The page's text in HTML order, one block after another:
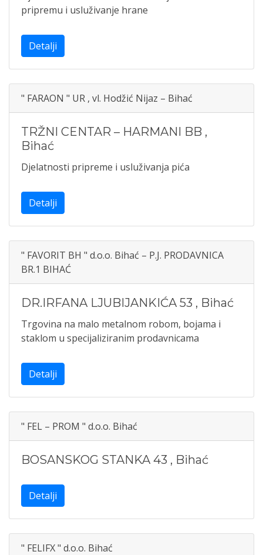
pripremu i usluživanje hrane
Detalji
" FARAON " UR , vl. Hodžić Nijaz – Bihać
TRŽNI CENTAR – HARMANI BB ,
Bihać
Djelatnosti pripreme i usluživanja pića
Detalji
" FAVORIT BH " d.o.o. Bihać – P.J. PRODAVNICA
BR.1 BIHAĆ
DR.IRFANA LJUBIJANKIĆA 53 , Bihać
Trgovina na malo metalnom robom, bojama i
staklom u specijaliziranim prodavnicama
Detalji
" FEL – PROM " d.o.o. Bihać
BOSANSKOG STANKA 43 , Bihać
Detalji
" FELIFX " d.o.o. Bihać